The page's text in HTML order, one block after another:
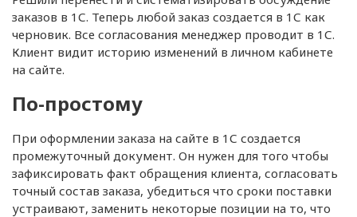
заказов в 1С. Теперь любой заказ создается в 1С как
черновик. Все согласования менеджер проводит в 1С.
Клиент видит историю изменений в личном кабинете
на сайте.
По-простому
При оформлении заказа на сайте в 1С создается
промежуточный документ. Он нужен для того чтобы
зафиксировать факт обращения клиента, согласовать
точный состав заказа, убедиться что сроки поставки
устраивают, заменить некоторые позиции на то, что